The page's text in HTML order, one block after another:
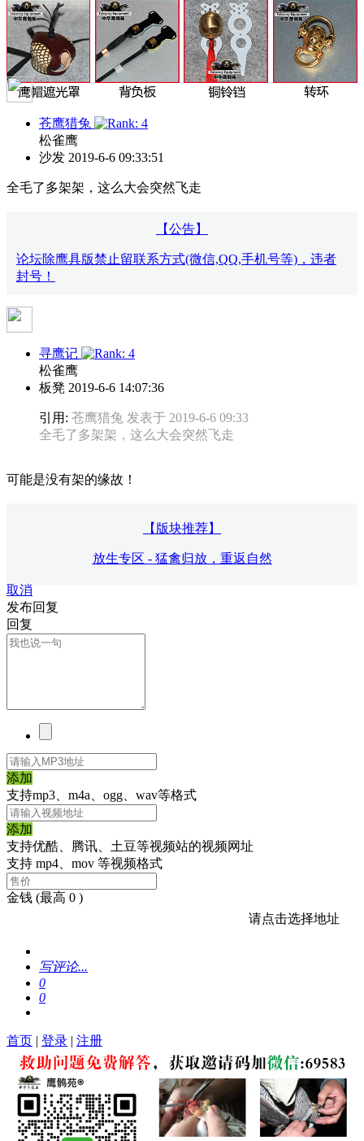
苍鹰猎兔
松雀鹰
沙发 2019-6-6 09:33:51
全毛了多架架，这么大会突然飞走
【公告】
论坛除鹰具版禁止留联系方式(微信,QQ,手机号等)，违者
封号！
寻鹰记
松雀鹰
板凳 2019-6-6 14:07:36
引用: 苍鹰猎兔 发表于 2019-6-6 09:33
全毛了多架架，这么大会突然飞走
可能是没有架的缘故！
【版块推荐】
放生专区 - 猛禽归放，重返自然
取消
发布回复
回复
添加
支持mp3、m4a、ogg、wav等格式
添加
支持优酷、腾讯、土豆等视频站的视频网址
支持 mp4、mov 等视频格式
金钱 (最高 0 )
请点击选择地址
写评论...
0
0
首页 | 登录 | 注册